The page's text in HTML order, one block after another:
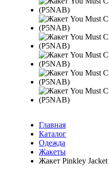
Главная
Каталог
Одежда
Жакеты
Жакет Pinkley Jacket